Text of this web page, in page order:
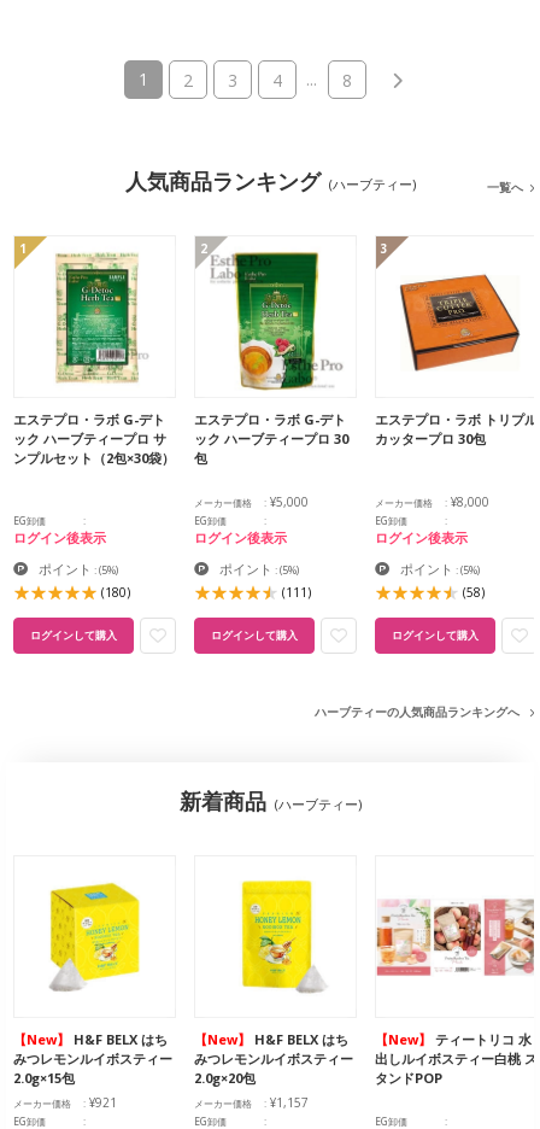
1 (current)
2 3 4 ... 8
人気商品ランキング (ハーブティー) 一覧へ
1
エステプロ・ラボ G-デト
ック ハーブティープロ サ
ンプルセット（2包×30袋）
EG卸価
ログイン後表示
ポイント :(5%)
(180)
ログインして購入
2
エステプロ・ラボ G-デト
ック ハーブティープロ 30
包
メーカー価格 ¥5,000
EG卸価
ログイン後表示
ポイント :(5%)
(111)
ログインして購入
3
エステプロ・ラボ トリプル
カッタープロ 30包
メーカー価格 ¥8,000
EG卸価
ログイン後表示
ポイント :(5%)
(58)
ログインして購入
ハーブティーの人気商品ランキングへ
新着商品 (ハーブティー)
【New】
みつレモンルイボスティー
2.0g×15包
メーカー価格 ¥921
EG卸価
【New】
みつレモンルイボスティー
2.0g×20包
メーカー価格 ¥1,157
EG卸価
【New】
出しルイボスティー白桃 ス
タンドPOP
EG卸価